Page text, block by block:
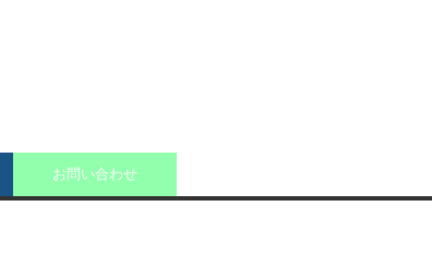
お問い合わせ